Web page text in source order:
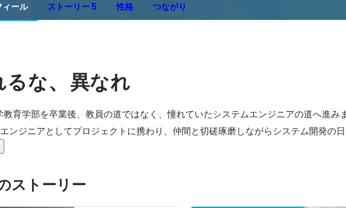
ィール ストーリー 5 性格 つながり
るな、 異なれ
教育学部を卒業後、教員の道ではなく、憧れていたシステムエンジニアの道へ進み
ンジニアとしてプロジェクトに携わり、仲間と切磋琢磨しながらシステム開発の日
ストーリー